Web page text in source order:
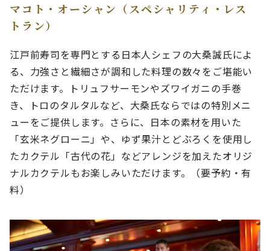
マコト・オーシャン（スペシャリティ・レス
トラン）
江戸前寿司を専門とする日本人シェフの大桑誠氏によ
る、力強さと繊細さが調和した料理の数々をご堪能い
ただけます。トリュフサーモンやズワイガニの手巻
き、トロのタルタルなど、大桑氏ならではの特別メニ
ューをご提供します。さらに、日本の素材を用いた
「玄米ネグローニ」や、ゆず果汁とどぶろくを使用し
たカクテル「古代の花」などアレンジを加えたオリジ
ナルカクテルもお楽しみいただけます。（要予約・有
料）